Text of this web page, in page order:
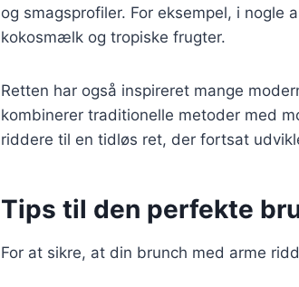
og smagsprofiler. For eksempel, i nogle
kokosmælk og tropiske frugter.
Retten har også inspireret mange
kombinerer traditionelle metoder med
riddere til en tidløs ret, der fortsat
Tips til den perfekte
For at sikre, at din brunch med arme